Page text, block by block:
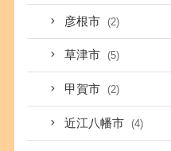
彦根市 (2)
草津市 (5)
甲賀市 (2)
近江八幡市 (4)